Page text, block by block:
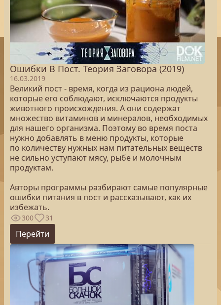
Ошибки В Пост. Теория Заговора (2019)
16.03.2019
Великий пост - время, когда из рациона людей,
которые его соблюдают, исключаются продукты
животного происхождения. А они содержат
множество витаминов и минералов, необходимых
для нашего организма. Поэтому во время поста
нужно добавлять в меню продукты, которые
по количеству нужных нам питательных веществ
не сильно уступают мясу, рыбе и молочным
продуктам.
Авторы программы разбирают самые популярные
ошибки питания в пост и рассказывают, как их
избежать.
300 31
Перейти